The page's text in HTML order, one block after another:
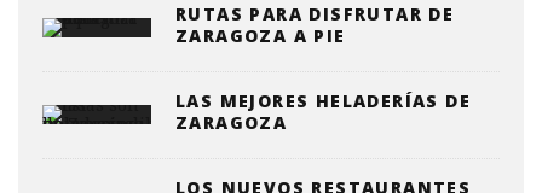
RUTAS PARA DISFRUTAR DE
ZARAGOZA A PIE
LAS MEJORES HELADERÍAS DE
ZARAGOZA
LOS NUEVOS RESTAURANTES